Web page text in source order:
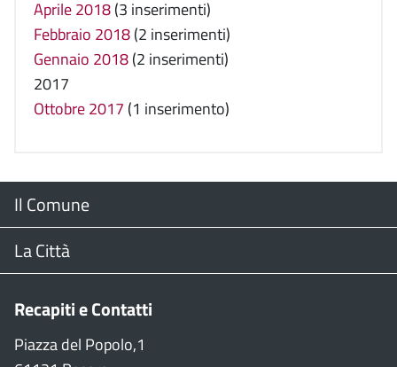
Aprile 2018(3 inserimenti)
Febbraio 2018(2 inserimenti)
Gennaio 2018(2 inserimenti)
2017
Ottobre 2017 (1 inserimento)
Menu
Footer
Il Comune
Il Sindaco
Consiglio Comunale
La Città
Stradario
Recapiti e Contatti
Piazza del Popolo,1